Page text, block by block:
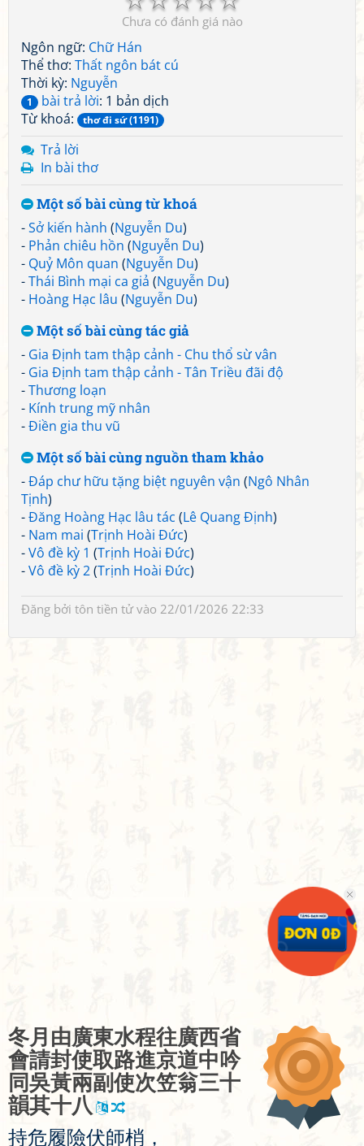
Chưa có đánh giá nào
Ngôn ngữ: Chữ Hán
Thể thơ: Thất ngôn bát cú
Thời kỳ: Nguyễn
1 bài trả lời: 1 bản dịch
Từ khoá:
thơ đi sứ (1191)
Trả lời
In bài thơ
Một số bài cùng từ khoá
-Sở kiến hành (Nguyễn Du)
- Phản chiêu hồn (Nguyễn Du)
- Quỷ Môn quan (Nguyễn Du)
-Thái Bình mại ca giả (Nguyễn Du)
- Hoàng Hạc lâu (Nguyễn Du)
Một số bài cùng tác giả
- Gia Định tam thập cảnh - Chu thổ sừ vân
- Gia Định tam thập cảnh - Tân Triều đãi độ
-Thương loạn
- Kính trung mỹ nhân
-Điền gia thu vũ
Một số bài cùng nguồn tham khảo
-Đáp chư hữu tặng biệt nguyên vận (Ngô Nhân
Tịnh)
-Đăng Hoàng Hạc lâu tác (Lê Quang Định)
- Nam mai (Trịnh Hoài Đức)
-Vô đề kỳ 1 (Trịnh Hoài Đức)
-Vô đề kỳ 2(Trịnh Hoài Đức)
Đăng bởi tôn tiền tửvào 22/01/2026 22:33
冬月 由廣東水程往廣西省
會請封使取路進京道中 吟
同吳黃兩副使次笠翁三十
韻其十八
持危履險伏師梢 ，